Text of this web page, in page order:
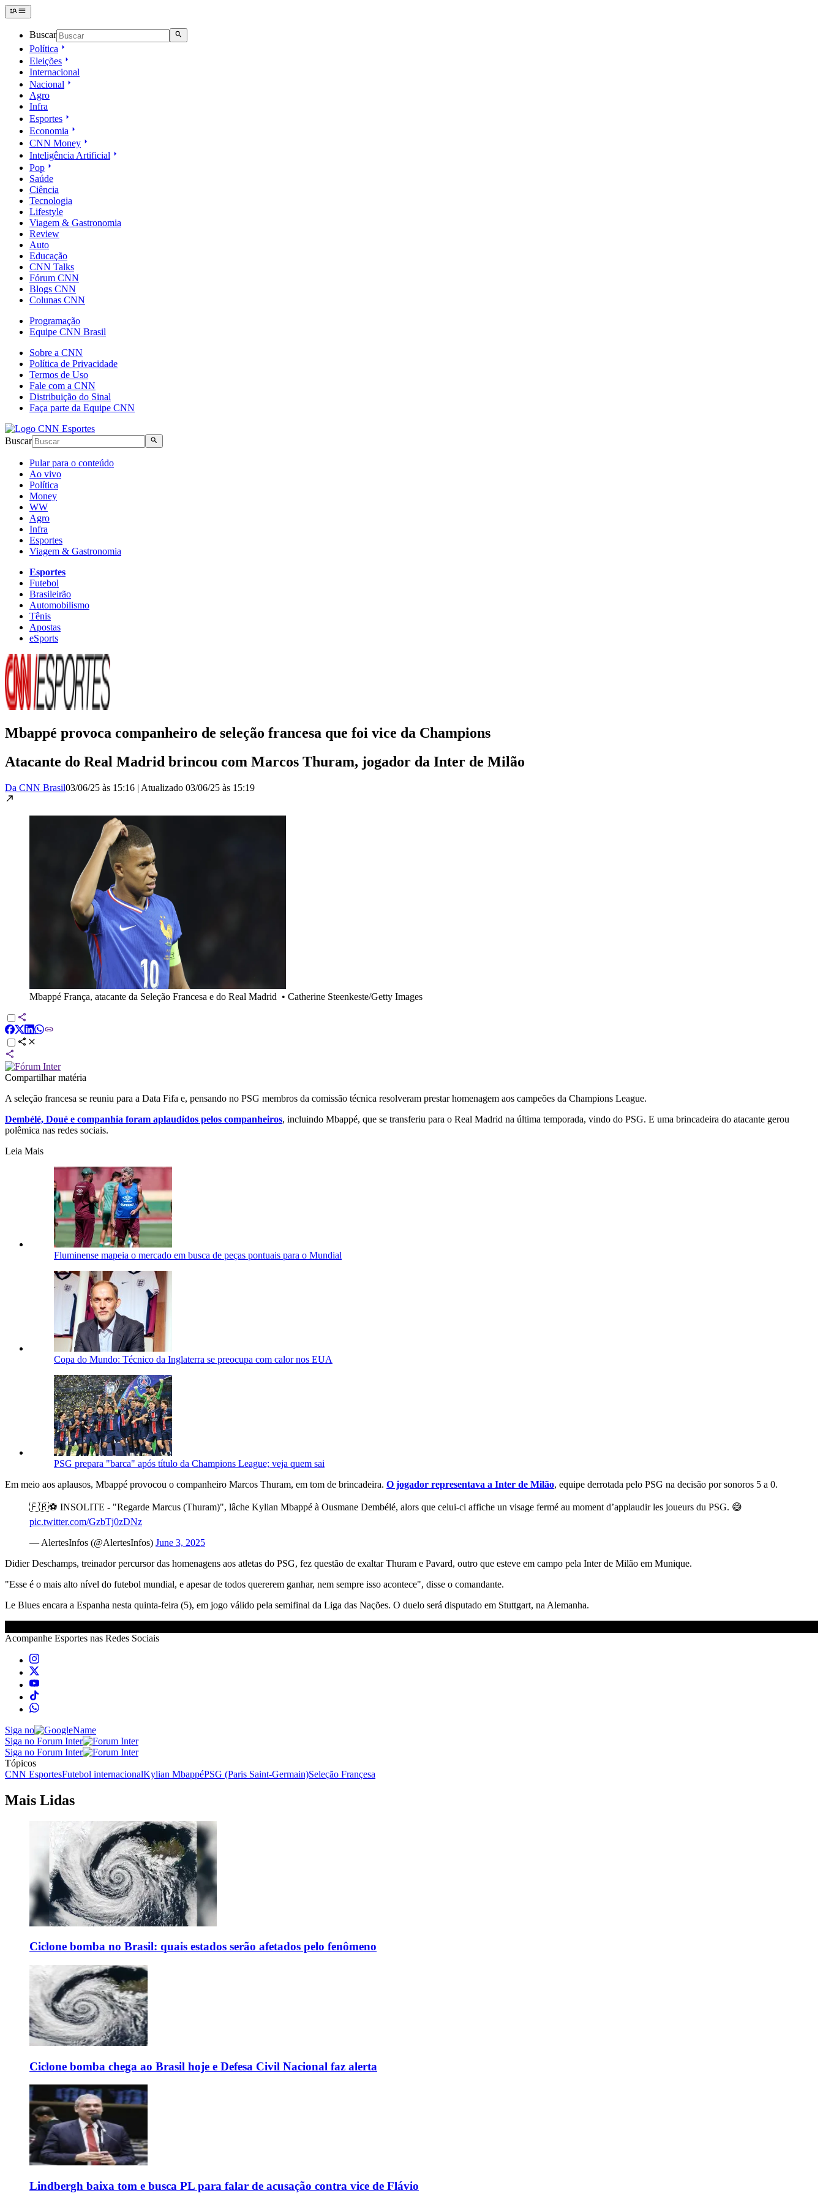
Buscar
Política
Eleições
Internacional
Nacional
Agro
Infra
Esportes
Economia
CNN Money
Inteligência Artificial
Pop
Saúde
Ciência
Tecnologia
Lifestyle
Viagem & Gastronomia
Review
Auto
Educação
CNN Talks
Fórum CNN
Blogs CNN
Colunas CNN
Programação
Equipe CNN Brasil
Sobre a CNN
Política de Privacidade
Termos de Uso
Fale com a CNN
Distribuição do Sinal
Faça parte da Equipe CNN
Buscar
Pular para o conteúdo
Ao vivo
Política
Money
WW
Agro
Infra
Esportes
Viagem & Gastronomia
Esportes
Futebol
Brasileirão
Automobilismo
Tênis
Apostas
eSports
Mbappé provoca companheiro de seleção francesa que foi vice da Champions
Atacante do Real Madrid brincou com Marcos Thuram, jogador da Inter de Milão
Da CNN Brasil03/06/25 às 15:16 | Atualizado 03/06/25 às 15:19
Mbappé França, atacante da Seleção Francesa e do Real Madrid • Catherine Steenkeste/Getty Images
Compartilhar matéria
A seleção francesa se reuniu para a Data Fifa e, pensando no PSG membros da comissão técnica resolveram prestar homenagem aos campeões da Champions League.
Dembélé, Doué e companhia foram aplaudidos pelos companheiros, incluindo Mbappé, que se transferiu para o Real Madrid na última temporada, vindo do PSG. E uma brincadeira do atacante gerou
polêmica nas redes sociais.
Leia Mais
Fluminense mapeia o mercado em busca de peças pontuais para o Mundial
Copa do Mundo: Técnico da Inglaterra se preocupa com calor nos EUA
PSG prepara "barca" após título da Champions League; veja quem sai
Em meio aos aplausos, Mbappé provocou o companheiro Marcos Thuram, em tom de brincadeira. O jogador representava a Inter de Milão, equipe derrotada pelo PSG na decisão por sonoros 5 a 0.
🇫🇷⚽️ INSOLITE - "Regarde Marcus (Thuram)", lâche Kylian Mbappé à Ousmane Dembélé, alors que celui-ci affiche un visage fermé au moment d’applaudir les joueurs du PSG. 😅
pic.twitter.com/GzbTj0zDNz
— AlertesInfos (@AlertesInfos) June 3, 2025
Didier Deschamps, treinador percursor das homenagens aos atletas do PSG, fez questão de exaltar Thuram e Pavard, outro que esteve em campo pela Inter de Milão em Munique.
"Esse é o mais alto nível do futebol mundial, e apesar de todos quererem ganhar, nem sempre isso acontece", disse o comandante.
Le Blues encara a Espanha nesta quinta-feira (5), em jogo válido pela semifinal da Liga das Nações. O duelo será disputado em Stuttgart, na Alemanha.
Acompanhe Esportes nas Redes Sociais
Siga no
Siga no Forum Inter
Siga no Forum Inter
Tópicos
CNN EsportesFutebol internacionalKylian MbappéPSG (Paris Saint-Germain)Seleção Françesa
Mais Lidas
Ciclone bomba no Brasil: quais estados serão afetados pelo fenômeno
Ciclone bomba chega ao Brasil hoje e Defesa Civil Nacional faz alerta
Lindbergh baixa tom e busca PL para falar de acusação contra vice de Flávio